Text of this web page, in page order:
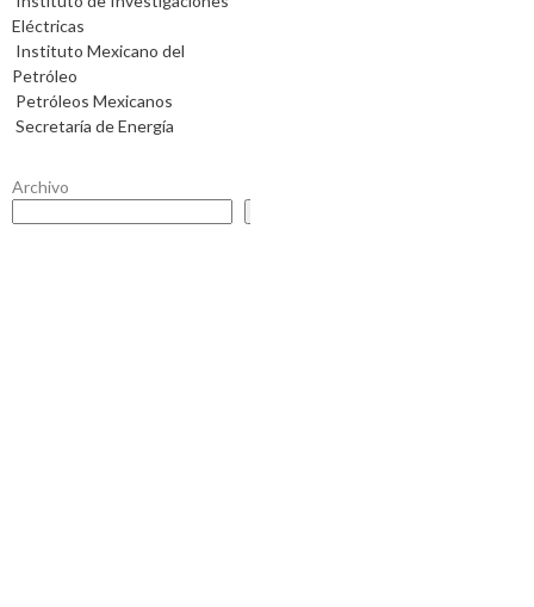
Eléctricas
Instituto Mexicano del
Petróleo
Petróleos Mexicanos
Secretaría de Energía
Archivo